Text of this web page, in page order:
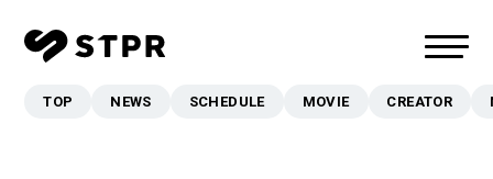
TOP NEWS SCHEDULE MOVIE CREATOR
TOP